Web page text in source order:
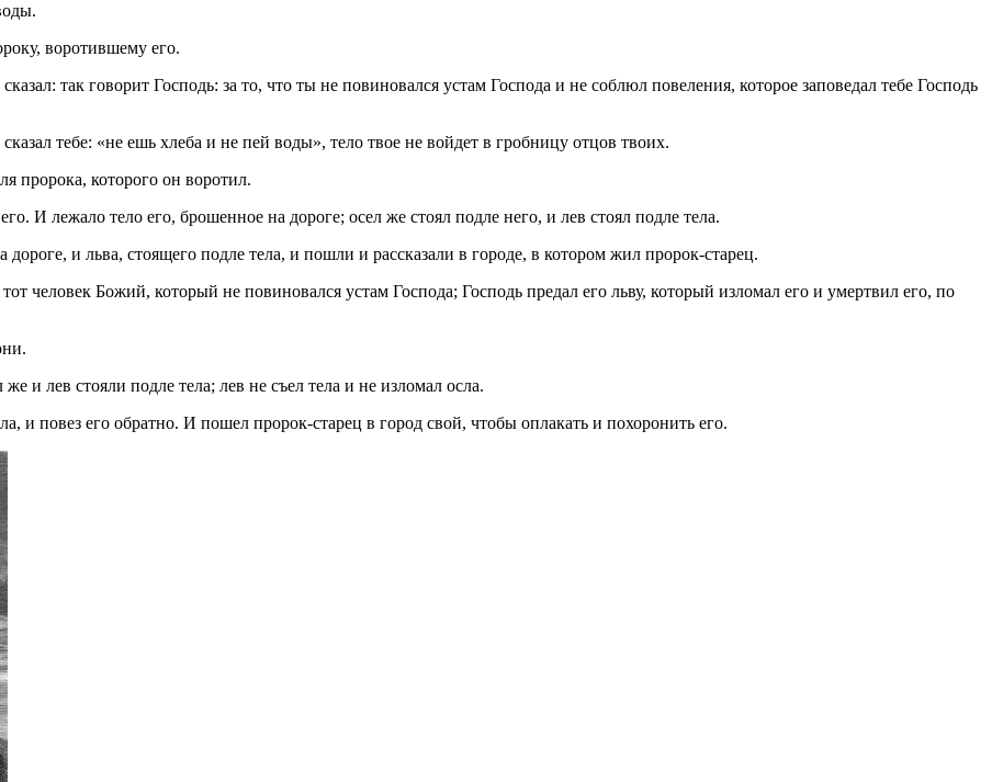
воротившему его.
так говорит Господь: за то, что ты не повиновался устам Господа и не соблюл повеления, которое заповедал тебе Господь
тебе: «не ешь хлеба и не пей воды», тело твое не войдет в гробницу отцов твоих.
пророка, которого он воротил.
И лежало тело его, брошенное на дороге; осел же стоял подле него, и лев стоял подле тела.
и льва, стоящего подле тела, и пошли и рассказали в городе, в котором жил пророк‑старец.
человек Божий, который не повиновался устам Господа; Господь предал его льву, который изломал его и умертвил его, по
и лев стояли подле тела; лев не съел тела и не изломал осла.
и повез его обратно. И пошел пророк‑старец в город свой, чтобы оплакать и похоронить его.